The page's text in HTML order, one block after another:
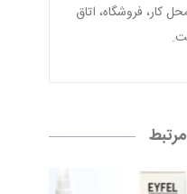
کار، فروشگاه، اتاق